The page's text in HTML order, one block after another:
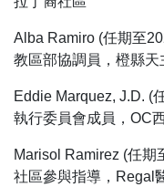
Alba Ramiro (任期至
教區部協調員，橙縣天
Eddie Marquez, J.D. (
執行委員會成員，OC
Marisol Ramirez (任期
社區參與指導，Regal